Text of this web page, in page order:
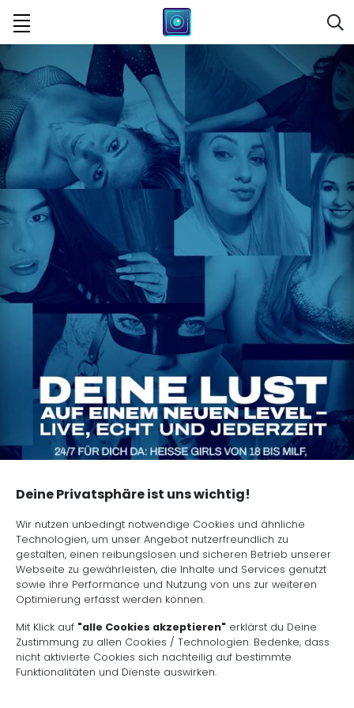
Deine Privatsphäre ist uns wichtig!
Wir nutzen unbedingt notwendige Cookies und ähnliche
Technologien, um unser Angebot nutzerfreundlich zu
gestalten, einen reibungslosen und sicheren Betrieb unserer
Webseite zu gewährleisten, die Inhalte und Services genutzt
sowie ihre Performance und Nutzung von uns zur weiteren
Optimierung erfasst werden können.
Mit Klick auf "alle Cookies akzeptieren" erklärst du Deine
Zustimmung zu allen Cookies / Technologien. Bedenke, dass
nicht aktivierte Cookies sich nachteilig auf bestimmte
Funktionalitäten und Dienste auswirken.